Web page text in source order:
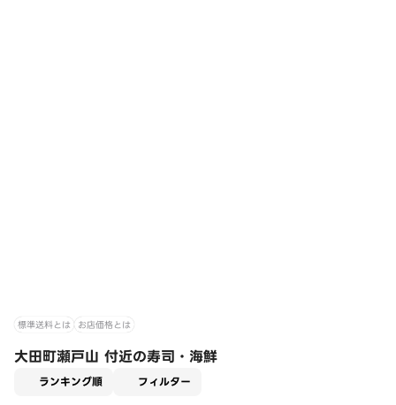
標準送料とは お店価格とは
大田町瀬戸山 付近の寿司・海鮮
ランキング順 フィルター